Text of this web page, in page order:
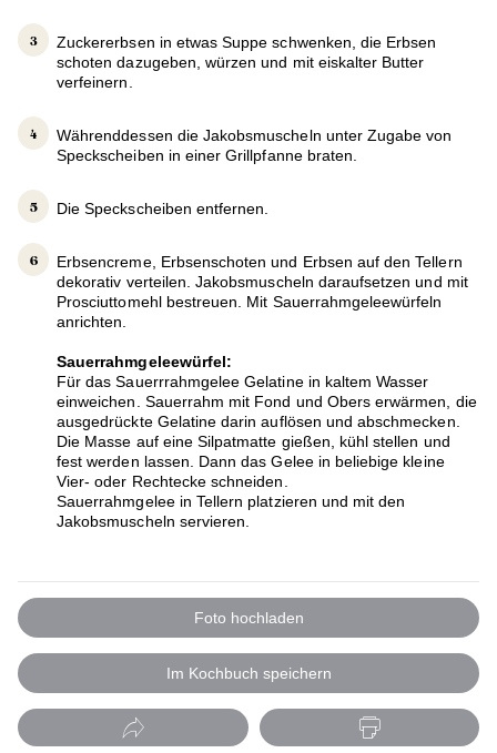
Zuckererbsen in etwas Suppe schwenken, die Erbsen
schoten dazugeben, würzen und mit eiskalter Butter
verfeinern.
Währenddessen die Jakobsmuscheln unter Zugabe von
Speckscheiben in einer Grillpfanne braten.
Die Speckscheiben entfernen.
Erbsencreme, Erbsenschoten und Erbsen auf den Tellern
dekorativ verteilen. Jakobsmuscheln daraufsetzen und mit
Prosciuttomehl bestreuen. Mit Sauerrahmgeleewürfeln
anrichten.
Sauerrahmgeleewürfel:
Für das Sauerrrahmgelee Gelatine in kaltem Wasser
einweichen. Sauerrahm mit Fond und Obers erwärmen, die
ausgedrückte Gelatine darin auflösen und abschmecken.
Die Masse auf eine Silpatmatte gießen, kühl stellen und
fest werden lassen. Dann das Gelee in beliebige kleine
Vier- oder Rechtecke schneiden.
Sauerrahmgelee in Tellern platzieren und mit den
Jakobsmuscheln servieren.
Foto hochladen
Im Kochbuch speichern